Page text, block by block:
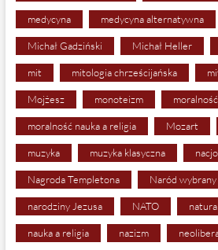
medycyna medycyna alternatywna
Michał Gadziński Michał Heller
mit mitologia chrześcijańska
Mojżesz monoteizm moralność
moralność nauka a religia Mozart
muzyka muzyka klasyczna
Nagroda Templetona Naród wybrany
narodziny Jezusa NATO natura
nauka a religia nazizm